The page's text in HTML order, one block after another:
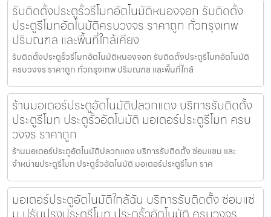
รับติดตั้งประตูรั้วรีโมทอัตโนมัติหนองจอก รับติดตั้ง
ประตูรีโมทอัตโนมัติครบวงจร ราคาถูก ทั่วกรุงเทพ
ปริมณฑล และพื้นที่ใกล้เคียง
รับติดตั้งประตูรั้วรีโมทอัตโนมัติหนองจอก รับติดตั้งประตูรีโมทอัตโนมัติ
ครบวงจร ราคาถูก ทั่วกรุงเทพ ปริมณฑล และพื้นที่ใกล้
ร้านมอเตอร์ประตูอัตโนมัติปลวกแดง บริการรับติดตั้ง
ประตูรีโมท ประตูรั้วอัตโนมัติ มอเตอร์ประตูรีโมท ครบ
วงจร ราคาถูก
ร้านมอเตอร์ประตูอัตโนมัติปลวกแดง บริการรับติดตั้ง ซ่อมแซม และ
จำหน่ายประตูรีโมท ประตูรั้วอัตโนมัติ มอเตอร์ประตูรีโมท ราค
มอเตอร์ประตูอัตโนมัติใกล้ฉัน บริการรับติดตั้ง ซ่อมแซ่